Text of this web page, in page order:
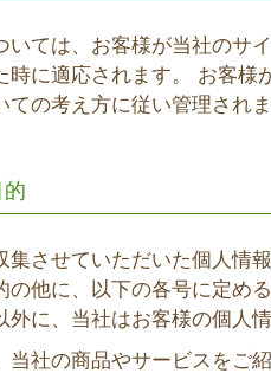
いては、お客様が当社のサ
時に適応されます。 お客
ての考え方に従い管理されま
集させていただいた個人情
の他に、以下の各号に定め
外に、当社はお客様の個人
当社の商品やサービスをご